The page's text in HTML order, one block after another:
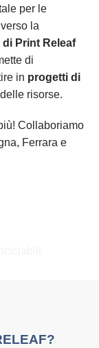
per le
la
di Print Releaf
di
in progetti di
risorse.
Collaboriamo
Ferrara e